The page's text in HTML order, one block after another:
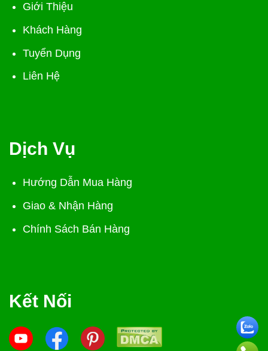
Giới Thiệu
Khách Hàng
Tuyển Dụng
Liên Hệ
Dịch Vụ
Hướng Dẫn Mua Hàng
Giao & Nhận Hàng
Chính Sách Bán Hàng
Kết Nối